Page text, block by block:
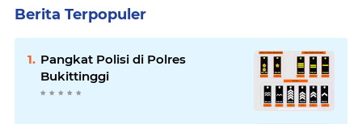
Berita Terpopuler
Pangkat Polisi di Polres
Bukittinggi